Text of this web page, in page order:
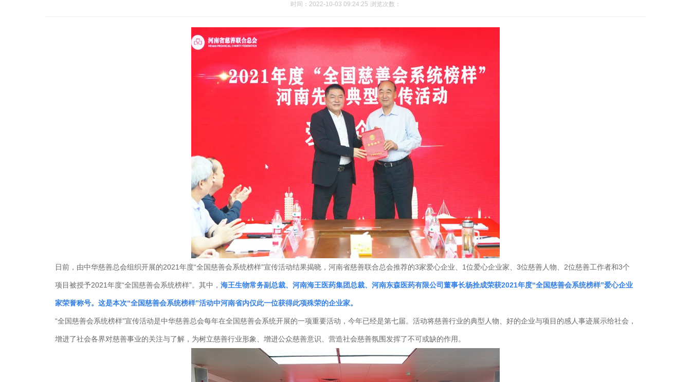
时间：2022-10-03 09:24:25 浏览次数：
日前，由中华慈善总会组织开展的2021年度“全国慈善会系统榜样”宣传活动结果揭晓，河南省慈善联合总会推荐的3家爱心企业、1位爱心企业家、3位慈善人物、2位慈善工作者和3个
项目被授予2021年度“全国慈善会系统榜样”。其中， 海王生物常务副总裁、河南海王医药集团总裁、河南东森医药有限公司董事长杨拴成荣获2021年度“全国慈善会系统榜样”爱心企业
家荣誉称号。这是本次“全国慈善会系统榜样”活动中河南省内仅此一位获得此项殊荣的企业家。
“全国慈善会系统榜样”宣传活动是中华慈善总会每年在全国慈善会系统开展的一项重要活动，今年已经是第七届。活动将慈善行业的典型人物、好的企业与项目的感人事迹展示给社会，
增进了社会各界对慈善事业的关注与了解，为树立慈善行业形象、增进公众慈善意识、营造社会慈善氛围发挥了不可或缺的作用。